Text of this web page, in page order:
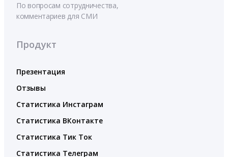
По вопросам сотрудничества,
комментариев для СМИ
Продукт
Презентация
Отзывы
Статистика Инстаграм
Статистика ВКонтакте
Статистика Тик Ток
Статистика Телеграм